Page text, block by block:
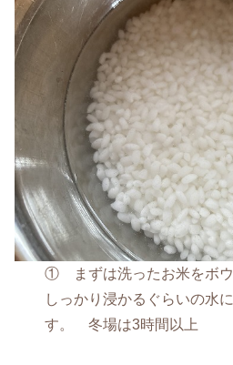
① まずは洗ったお米をボウ
しっかり浸かるぐらいの水
す。 冬場は3時間以上